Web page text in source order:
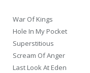
War Of Kings
Hole In My Pocket
Superstitious
Scream Of Anger
Last Look At Eden